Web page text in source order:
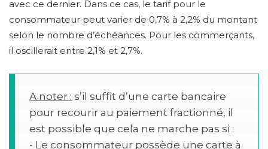
avec ce dernier. Dans ce cas, le tarif pour le
consommateur peut varier de 0,7% à 2,2% du montant
selon le nombre d’échéances. Pour les commerçants,
il oscillerait entre 2,1% et 2,7%.
A noter : s’il suffit d’une carte bancaire
pour recourir au paiement fractionné, il
est possible que cela ne marche pas si :
- Le consommateur possède une carte à